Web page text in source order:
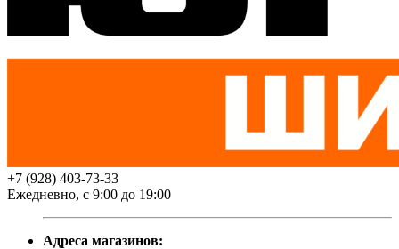
+7 (928) 403-73-33
Ежедневно, с 9:00 до 19:00
Адреса магазинов: